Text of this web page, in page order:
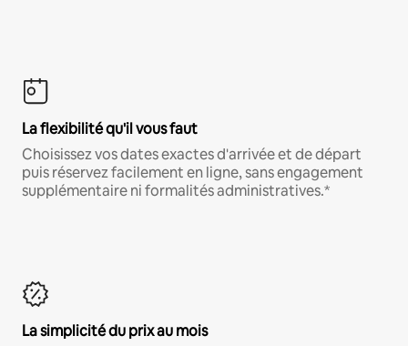
La flexibilité qu'il vous faut
Choisissez vos dates exactes d'arrivée et de départ
puis réservez facilement en ligne, sans engagement
supplémentaire ni formalités administratives.*
La simplicité du prix au mois